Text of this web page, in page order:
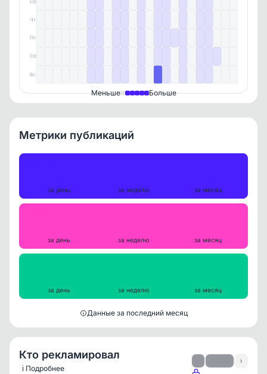
Чт
Пт
Сб
Вс
Меньше Больше
Метрики публикаций
за день за неделю за месяц
за день за неделю за месяц
за день за неделю за месяц
Данные за последний месяц
Кто рекламировал
ℹ️ Подробнее
›